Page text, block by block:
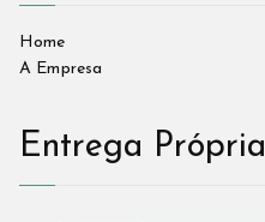
Home
A Empresa
Entrega Própria